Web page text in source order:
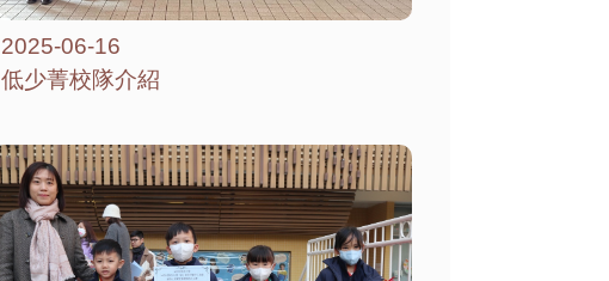
2025-06-16
低少菁校隊介紹